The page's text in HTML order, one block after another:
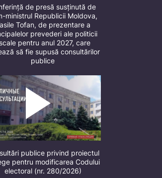
de presă susținută de
ministrul Republicii Moldova,
Tofan, de prezentare a
prevederi ale politicii
pentru anul 2027, care
să fie supusă consultărilor
publice
publice privind proiectul
pentru modificarea Codului
electoral (nr. 280/2026)